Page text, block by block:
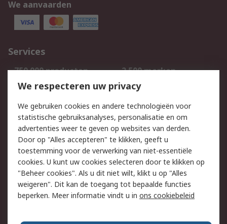
We aanvaarden
Services
750.000 producten
2.500 merken
Bestellen
Inkoopoplossingen
Track & Trace
Wettelijk
Cookiebeleid
Email veiligheid
Privacybeleid
Websitevoorwaarden
Algemene
verkoopvoorwaarden
We respecteren uw privacy
We gebruiken cookies en andere technologieën voor
statistische gebruiksanalyses, personalisatie en om
advertenties weer te geven op websites van derden.
Door op "Alles accepteren" te klikken, geeft u
toestemming voor de verwerking van niet-essentiële
cookies. U kunt uw cookies selecteren door te klikken op
"Beheer cookies". Als u dit niet wilt, klikt u op "Alles
weigeren". Dit kan de toegang tot bepaalde functies
beperken. Meer informatie vindt u in ons cookiebeleid